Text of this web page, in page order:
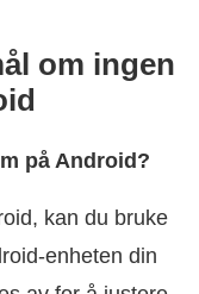
om ingen
på Android?
kan du bruke
enheten din